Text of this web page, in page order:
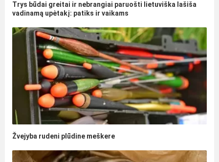
Trys būdai greitai ir nebrangiai paruošti lietuviška lašiša
vadinamą upėtakį: patiks ir vaikams
Žvejyba rudeni plūdine meškere